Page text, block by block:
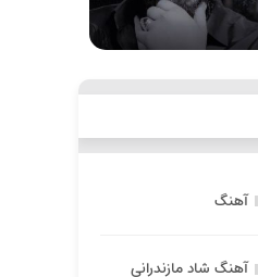
آهنگ
آهنگ شاد مازندرانی